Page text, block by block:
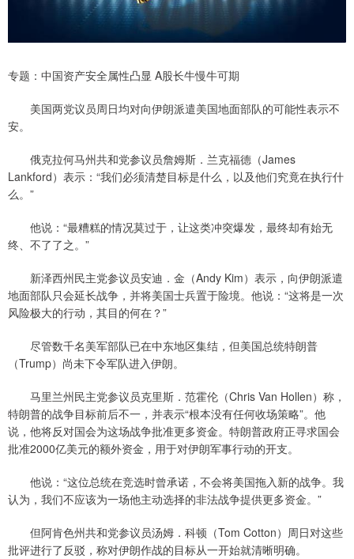
专题：中国资产安全属性凸显 A股长牛慢牛可期
美国两党议员周日均对向伊朗派遣美国地面部队的可能性表示不
安。
俄克拉何马州共和党参议员詹姆斯．兰克福德（James
Lankford）表示：“我们必须清楚目标是什么，以及他们究竟在执行什
么。”
他说：“最糟糕的情况莫过于，让这类冲突爆发，最终却有始无
终、不了了之。”
新泽西州民主党参议员安迪．金（Andy Kim）表示，向伊朗派遣
地面部队只会延长战争，并将美国士兵置于险境。他说：“这将是一次
风险极大的行动，其目的何在？”
尽管数千名美军部队已在中东地区集结，但美国总统特朗普
（Trump）尚未下令军队进入伊朗。
马里兰州民主党参议员克里斯．范霍伦（Chris Van Hollen）称，
特朗普的战争目标前后不一，并表示“根本没有任何收场策略”。他
说，他将反对国会为这场战争批准更多资金。特朗普政府正寻求国会
批准2000亿美元的额外资金，用于对伊朗军事行动的开支。
他说：“这位总统在竞选时曾承诺，不会将美国拖入新的战争。我
认为，我们不应该为一场他主动选择的非法战争提供更多资金。”
但阿肯色州共和党参议员汤姆．科顿（Tom Cotton）周日对这些
批评进行了反驳，称对伊朗作战的目标从一开始就清晰明确。